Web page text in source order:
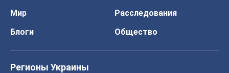
Мир
Расследования
Блоги
Общество
Регионы Украины